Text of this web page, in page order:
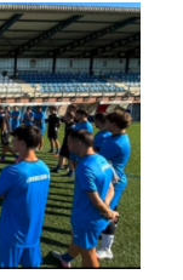
ken dezakezu
cookie-
eta
hori
Gehiago